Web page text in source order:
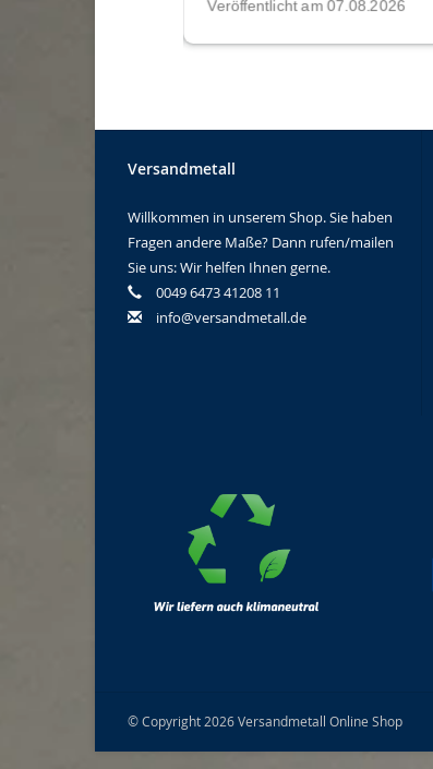
Versandmetall
Willkommen in unserem Shop. Sie haben
Fragen andere Maße? Dann rufen/mailen
Sie uns: Wir helfen Ihnen gerne.
0049 6473 41208 11
info@versandmetall.de
© Copyright 2026 Versandmetall Online Shop